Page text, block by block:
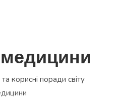
корисні поради світу